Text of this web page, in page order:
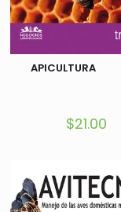
APICULTURA
$21.00